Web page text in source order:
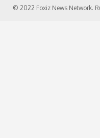
© 2022 Foxiz News Network.